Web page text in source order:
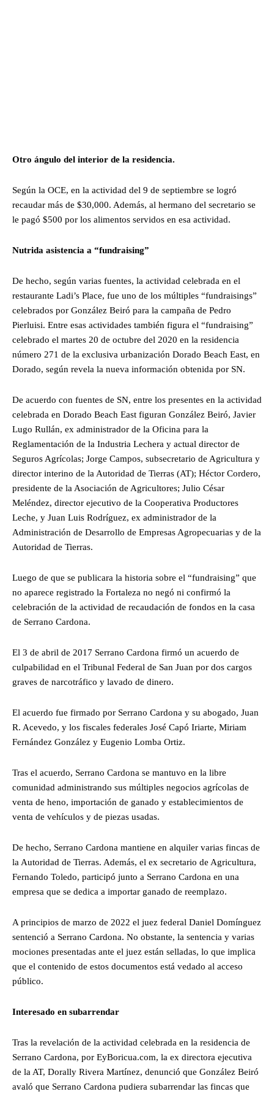
Otro ángulo del interior de la residencia.
Según la OCE, en la actividad del 9 de septiembre se logró
recaudar más de $30,000. Además, al hermano del secretario se
le pagó $500 por los alimentos servidos en esa actividad.
Nutrida asistencia a “fundraising”
De hecho, según varias fuentes, la actividad celebrada en el
restaurante Ladi’s Place, fue uno de los múltiples “fundraisings”
celebrados por González Beiró para la campaña de Pedro
Pierluisi. Entre esas actividades también figura el “fundraising”
celebrado el martes 20 de octubre del 2020 en la residencia
número 271 de la exclusiva urbanización Dorado Beach East, en
Dorado, según revela la nueva información obtenida por SN.
De acuerdo con fuentes de SN, entre los presentes en la actividad
celebrada en Dorado Beach East figuran González Beiró, Javier
Lugo Rullán, ex administrador de la Oficina para la
Reglamentación de la Industria Lechera y actual director de
Seguros Agrícolas; Jorge Campos, subsecretario de Agricultura y
director interino de la Autoridad de Tierras (AT); Héctor Cordero,
presidente de la Asociación de Agricultores; Julio César
Meléndez, director ejecutivo de la Cooperativa Productores
Leche, y Juan Luis Rodríguez, ex administrador de la
Administración de Desarrollo de Empresas Agropecuarias y de la
Autoridad de Tierras.
Luego de que se publicara la historia sobre el “fundraising” que
no aparece registrado la Fortaleza no negó ni confirmó la
celebración de la actividad de recaudación de fondos en la casa
de Serrano Cardona.
El 3 de abril de 2017 Serrano Cardona firmó un acuerdo de
culpabilidad en el Tribunal Federal de San Juan por dos cargos
graves de narcotráfico y lavado de dinero.
El acuerdo fue firmado por Serrano Cardona y su abogado, Juan
R. Acevedo, y los fiscales federales José Capó Iriarte, Miriam
Fernández González y Eugenio Lomba Ortiz.
Tras el acuerdo, Serrano Cardona se mantuvo en la libre
comunidad administrando sus múltiples negocios agrícolas de
venta de heno, importación de ganado y establecimientos de
venta de vehículos y de piezas usadas.
De hecho, Serrano Cardona mantiene en alquiler varias fincas de
la Autoridad de Tierras. Además, el ex secretario de Agricultura,
Fernando Toledo, participó junto a Serrano Cardona en una
empresa que se dedica a importar ganado de reemplazo.
A principios de marzo de 2022 el juez federal Daniel Domínguez
sentenció a Serrano Cardona. No obstante, la sentencia y varias
mociones presentadas ante el juez están selladas, lo que implica
que el contenido de estos documentos está vedado al acceso
público.
Interesado en subarrendar
Tras la revelación de la actividad celebrada en la residencia de
Serrano Cardona, por EyBoricua.com, la ex directora ejecutiva
de la AT, Dorally Rivera Martínez, denunció que González Beiró
avaló que Serrano Cardona pudiera subarrendar las fincas que